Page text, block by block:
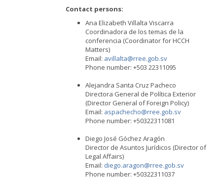
Contact persons:
Ana Elizabeth Villalta Viscarra
Coordinadora de los temas de la
conferencia (Coordinator for HCCH
Matters)
Email: avillalta@rree.gob.sv
Phone number: +503 22311095
Alejandra Santa Cruz Pacheco
Directora General de Política Exterior
(Director General of Foreign Policy)
Email: aspachecho@rree.gob.sv
Phone number: +50322311081
Diego José Góchez Aragón
Director de Asuntos Jurídicos (Director of
Legal Affairs)
Email: diego.aragon@rree.gob.sv
Phone number: +50322311037